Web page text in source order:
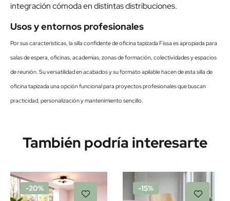
integración cómoda en distintas distribuciones.
Usos y entornos profesionales
Por sus características, la silla confidente de oficina tapizada Fissa es apropiada para
salas de espera, oficinas, academias, zonas de formación, colectividades y espacios
de reunión. Su versatilidad en acabados y su formato apilable hacen de esta silla de
oficina tapizada una opción funcional para proyectos profesionales que buscan
practicidad, personalización y mantenimiento sencillo.
También podría interesarte
-20% -15%